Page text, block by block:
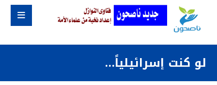
لو كنت إسرائيلياً…